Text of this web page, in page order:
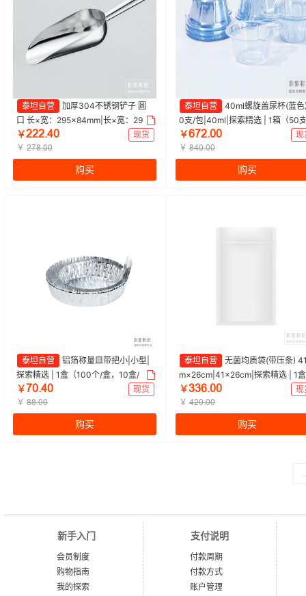
泰坦自营
加厚304不锈钢铲子 圆
口 长×宽：295×84mm|长×宽：295×
84mm|探索精选 | 1只
￥ŒŒŒŽɉŖ
现货
￥ ŒǊȀŽŖŖ
购买
泰坦自营
40ml螺旋盖尿杯(蓝
0支/包|40ml|探索精选 | 1箱（50
包，20袋/箱）
￥ĕǊŒŽŖŖ
现
￥ ȀɉŖŽŖŖ
购买
泰坦自营
铝箔称量皿带把小|小型|
探索精选 | 1盒（100个/盒，10盒/
箱）
￥ǊŖŽɉŖ
现货
￥ ȀȀŽŖŖ
购买
泰坦自营
无菌均质袋(带压条)
m×26cm|41×26cm|探索精选 | 1盒
（100个/盒）
￥ĳĳĕŽŖŖ
现
￥ ɉŒŖŽŖŖ
购买
新手入门
会员制度
购物指南
我的探索
支付说明
付款周期
付款方式
账户管理